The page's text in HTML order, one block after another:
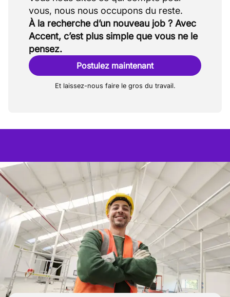
À la recherche d’un nouveau job ? Avec
Accent, c’est plus simple que vous ne le
pensez.
Postulez maintenant
Et laissez-nous faire le gros du travail.